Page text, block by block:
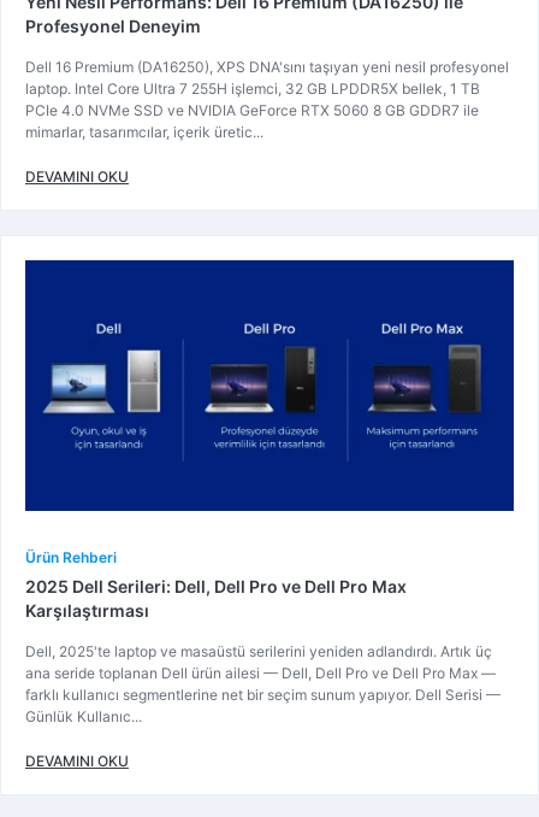
Profesyonel Deneyim
Dell 16 Premium (DA16250), XPS DNA'sını taşıyan yeni nesil profesyonel
laptop. Intel Core Ultra 7 255H işlemci, 32 GB LPDDR5X bellek, 1 TB
PCIe 4.0 NVMe SSD ve NVIDIA GeForce RTX 5060 8 GB GDDR7 ile
mimarlar, tasarımcılar, içerik üretic...
DEVAMINI OKU
Ürün Rehberi
2025 Dell Serileri: Dell, Dell Pro ve Dell Pro Max
Karşılaştırması
Dell, 2025'te laptop ve masaüstü serilerini yeniden adlandırdı. Artık üç
ana seride toplanan Dell ürün ailesi — Dell, Dell Pro ve Dell Pro Max —
farklı kullanıcı segmentlerine net bir seçim sunum yapıyor. Dell Serisi —
Günlük Kullanıc...
DEVAMINI OKU